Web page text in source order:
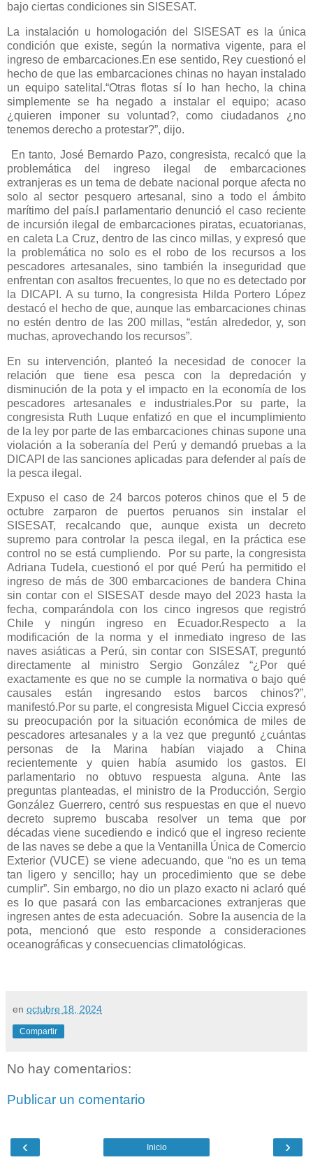
bajo ciertas condiciones sin SISESAT.
La instalación u homologación del SISESAT es la única
condición que existe, según la normativa vigente, para el
ingreso de embarcaciones.En ese sentido, Rey cuestionó el
hecho de que las embarcaciones chinas no hayan instalado
un equipo satelital.“Otras flotas sí lo han hecho, la china
simplemente se ha negado a instalar el equipo; acaso
¿quieren imponer su voluntad?, como ciudadanos ¿no
tenemos derecho a protestar?”, dijo.
En tanto, José Bernardo Pazo, congresista, recalcó que la
problemática del ingreso ilegal de embarcaciones
extranjeras es un tema de debate nacional porque afecta no
solo al sector pesquero artesanal, sino a todo el ámbito
marítimo del país.l parlamentario denunció el caso reciente
de incursión ilegal de embarcaciones piratas, ecuatorianas,
en caleta La Cruz, dentro de las cinco millas, y expresó que
la problemática no solo es el robo de los recursos a los
pescadores artesanales, sino también la inseguridad que
enfrentan con asaltos frecuentes, lo que no es detectado por
la DICAPI. A su turno, la congresista Hilda Portero López
destacó el hecho de que, aunque las embarcaciones chinas
no estén dentro de las 200 millas, “están alrededor, y, son
muchas, aprovechando los recursos”.
En su intervención, planteó la necesidad de conocer la
relación que tiene esa pesca con la depredación y
disminución de la pota y el impacto en la economía de los
pescadores artesanales e industriales.Por su parte, la
congresista Ruth Luque enfatizó en que el incumplimiento
de la ley por parte de las embarcaciones chinas supone una
violación a la soberanía del Perú y demandó pruebas a la
DICAPI de las sanciones aplicadas para defender al país de
la pesca ilegal.
Expuso el caso de 24 barcos poteros chinos que el 5 de
octubre zarparon de puertos peruanos sin instalar el
SISESAT, recalcando que, aunque exista un decreto
supremo para controlar la pesca ilegal, en la práctica ese
control no se está cumpliendo. Por su parte, la congresista
Adriana Tudela, cuestionó el por qué Perú ha permitido el
ingreso de más de 300 embarcaciones de bandera China
sin contar con el SISESAT desde mayo del 2023 hasta la
fecha, comparándola con los cinco ingresos que registró
Chile y ningún ingreso en Ecuador.Respecto a la
modificación de la norma y el inmediato ingreso de las
naves asiáticas a Perú, sin contar con SISESAT, preguntó
directamente al ministro Sergio González “¿Por qué
exactamente es que no se cumple la normativa o bajo qué
causales están ingresando estos barcos chinos?”,
manifestó.Por su parte, el congresista Miguel Ciccia expresó
su preocupación por la situación económica de miles de
pescadores artesanales y a la vez que preguntó ¿cuántas
personas de la Marina habían viajado a China
recientemente y quien había asumido los gastos. El
parlamentario no obtuvo respuesta alguna. Ante las
preguntas planteadas, el ministro de la Producción, Sergio
González Guerrero, centró sus respuestas en que el nuevo
decreto supremo buscaba resolver un tema que por
décadas viene sucediendo e indicó que el ingreso reciente
de las naves se debe a que la Ventanilla Única de Comercio
Exterior (VUCE) se viene adecuando, que “no es un tema
tan ligero y sencillo; hay un procedimiento que se debe
cumplir”. Sin embargo, no dio un plazo exacto ni aclaró qué
es lo que pasará con las embarcaciones extranjeras que
ingresen antes de esta adecuación. Sobre la ausencia de la
pota, mencionó que esto responde a consideraciones
oceanográficas y consecuencias climatológicas.
en octubre 18, 2024
Compartir
No hay comentarios:
Publicar un comentario
‹ ›
Inicio